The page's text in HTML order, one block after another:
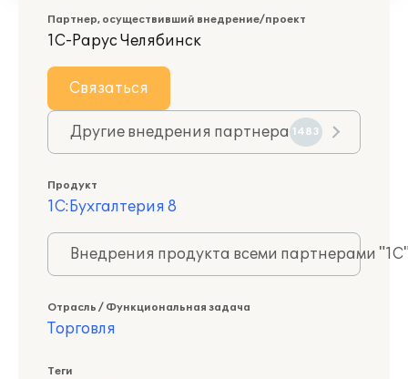
Партнер, осуществивший внедрение/проект
1С-Рарус Челябинск
Связаться
Другие внедрения партнера 1483
Продукт
1С:Бухгалтерия 8
Внедрения продукта всеми партнерами
Отрасль / Функциональная задача
Торговля
Теги